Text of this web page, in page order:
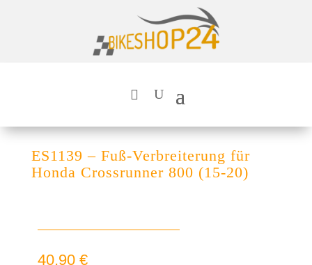
ES1139 – Fuß-Verbreiterung für
Honda Crossrunner 800 (15-20)
40,90 €